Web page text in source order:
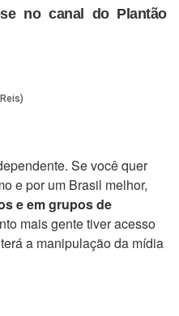
no canal do Plantão
Se você quer
e por um Brasil melhor,
e em grupos de
mais gente tiver acesso
a manipulação da mídia